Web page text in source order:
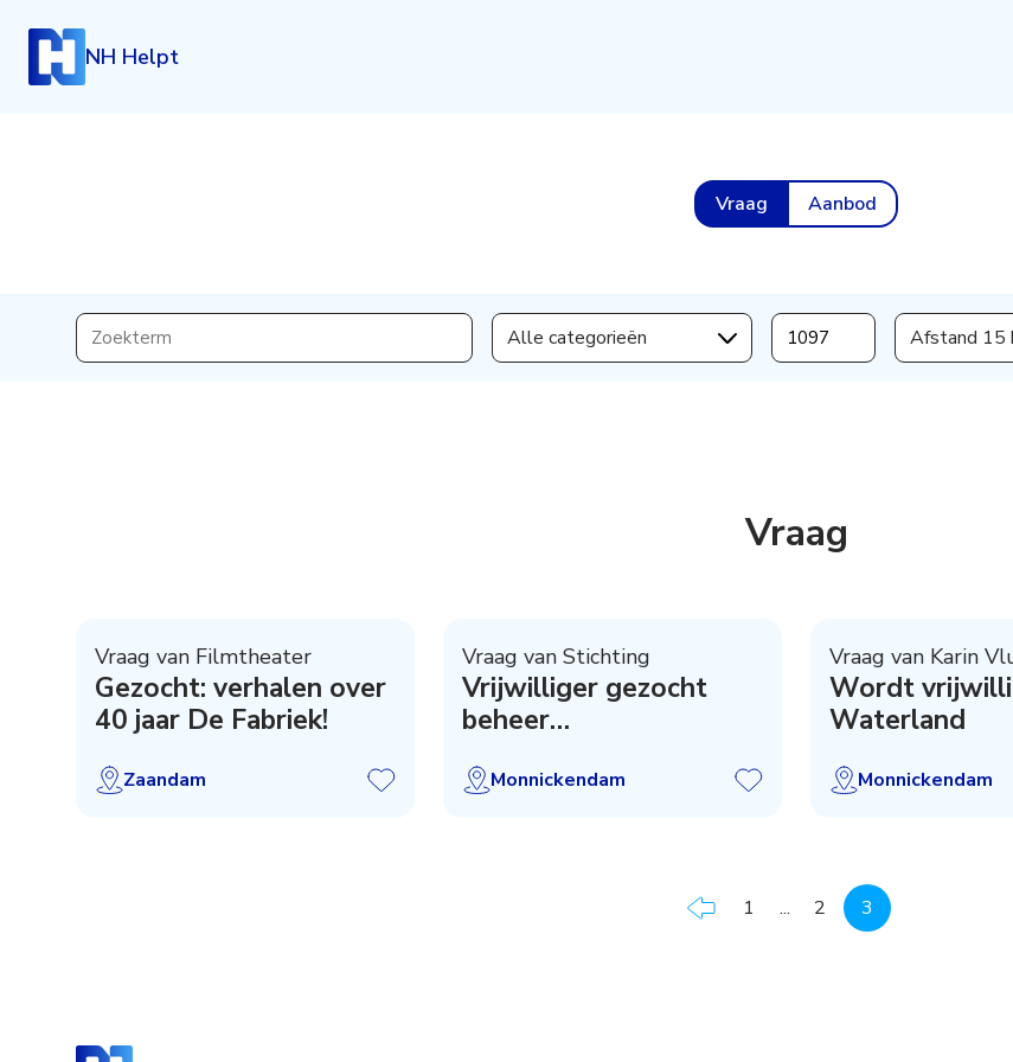
NH Helpt
Vraag Aanbod
Alle categorieën Afstand 15
Vraag
Vraag van Filmtheater
Gezocht: verhalen over
40 jaar De Fabriek!
Zaandam
Vraag van Stichting
Vrijwilliger gezocht
beheer
Monnickendam
Vraag van Karin
Wordt
Waterland
Monnickendam
1 ... 2 3
Inloggen